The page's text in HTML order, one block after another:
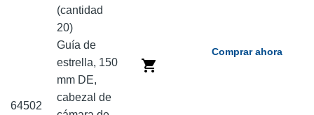
(cantidad
20)
64502
Guía de
estrella, 150
mm DE,
cabezal de
Comprar ahora